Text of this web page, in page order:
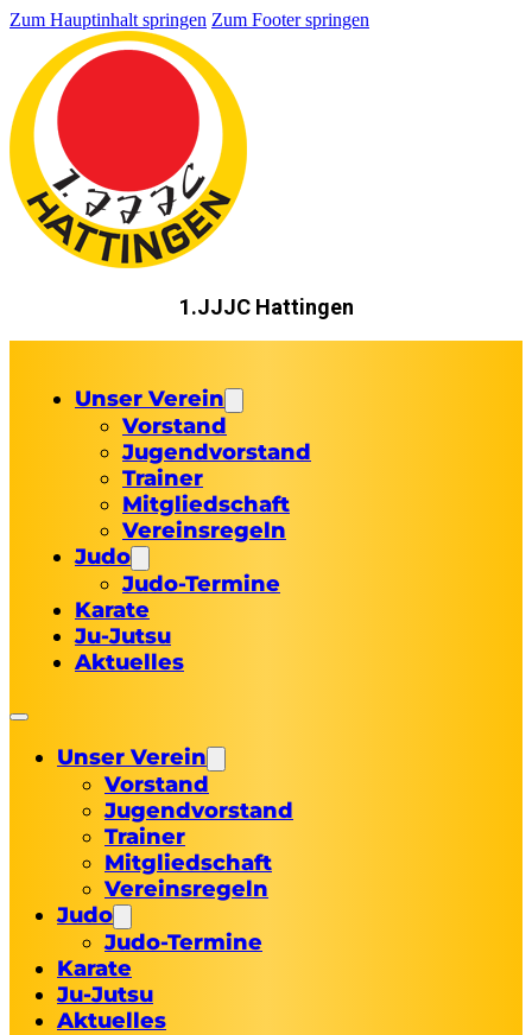
Zum Hauptinhalt springen Zum Footer springen
1.JJJC Hattingen
Unser Verein
Vorstand
Jugendvorstand
Trainer
Mitgliedschaft
Vereinsregeln
Judo
Judo-Termine
Karate
Ju-Jutsu
Aktuelles
Unser Verein
Vorstand
Jugendvorstand
Trainer
Mitgliedschaft
Vereinsregeln
Judo
Judo-Termine
Karate
Ju-Jutsu
Aktuelles